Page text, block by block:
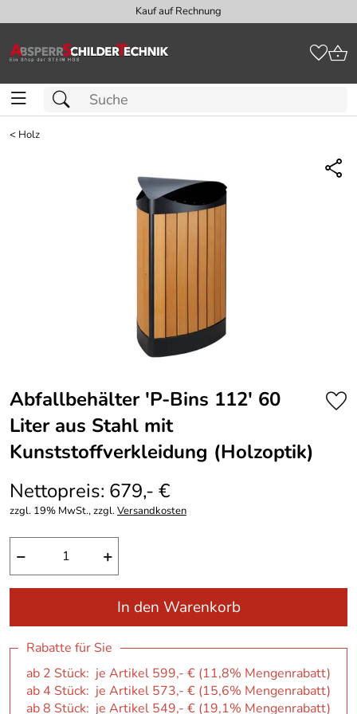
Kauf auf Rechnung
< Holz
Abfallbehälter ′P-Bins 112′ 60
Liter aus Stahl mit
Kunststoffverkleidung (Holzoptik)
Nettopreis: 679,- €
zzgl. 19% MwSt., zzgl.Versandkosten
− +
In den Warenkorb
Rabatte für Sie
ab 2 Stück: je Artikel 599,- € (11,8% Mengenrabatt)
ab 4 Stück: je Artikel 573,- € (15,6% Mengenrabatt)
ab 8 Stück: je Artikel 549,- € (19,1% Mengenrabatt)